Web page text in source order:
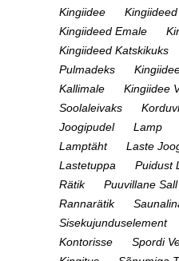
Kingiidee
Kingiideed Emale
Kingiideed Katskikuks
Pulmadeks
Kallimale
Kingiidee
Soolaleivaks
Joogipudel
Lamp
Lamptäht
Laste
Lastetuppa
Puidust
Rätik
Puuvillane Sall
Rannarätik
Sisekujunduselement
Kontorisse
Spordi